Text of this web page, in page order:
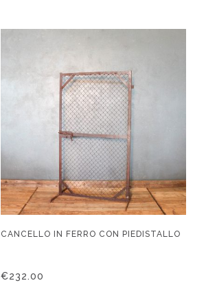
CANCELLO IN FERRO CON PIEDISTALLO
€232.00